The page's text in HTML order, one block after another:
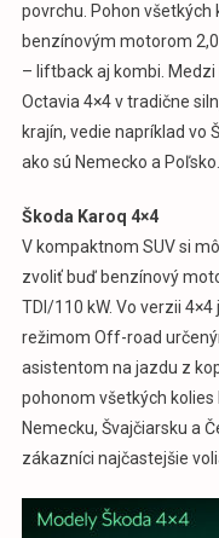
povrchu. Pohon všetkých
benzínovým motorom
– liftback aj kombi.
Octavia 4×4 v tradične
krajín, vedie napríklad vo
ako sú Nemecko a Poľsko.
Škoda Karoq 4×4
V kompaktnom SUV si
zvoliť buď benzínový
TDI/110 kW. Vo verzii
režimom Off-road
asistentom na jazdu z
pohonom všetkých
Nemecku, Švajčiarsku a
zákazníci najčastejšie